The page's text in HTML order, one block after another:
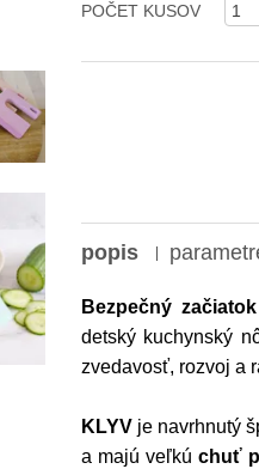
POČET KUSOV
popis
Bezpečný
detský kuchynský
zvedavosť, rozvoj a
KLYV je navrhnutý
a majú veľkú chuť